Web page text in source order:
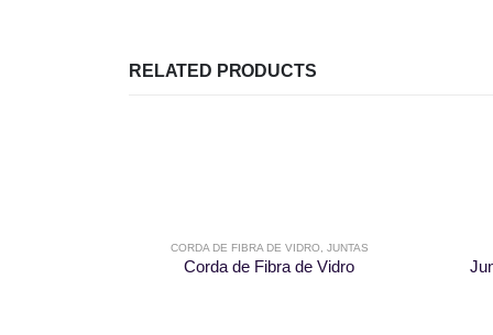
RELATED PRODUCTS
CORDA DE FIBRA DE VIDRO, JUNTAS
Corda de Fibra de Vidro